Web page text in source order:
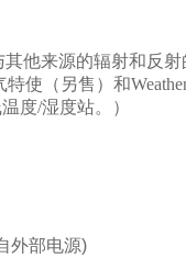
他来源的辐射和反射
使（另售）和
度/湿度站。）
外部电源)